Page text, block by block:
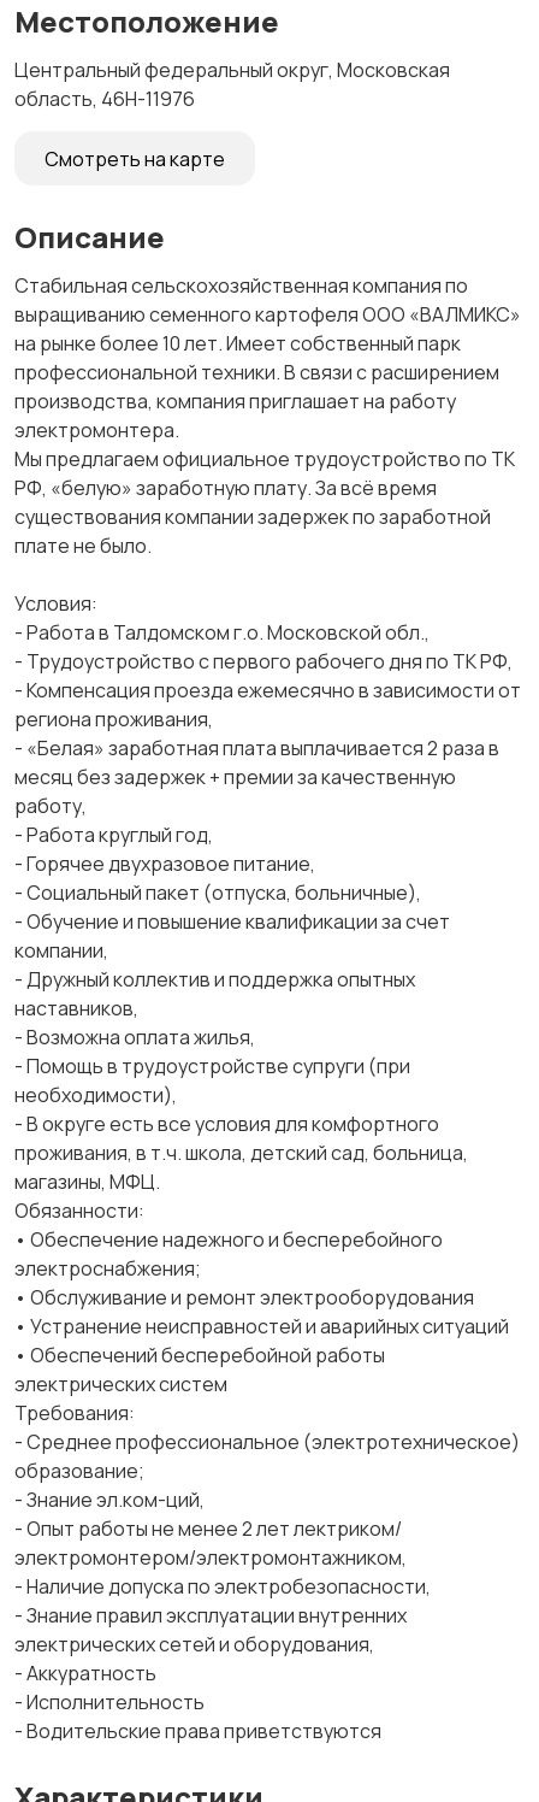
Местоположение
Центральный федеральный округ, Московская
область, 46Н-11976
Смотреть на карте
Описание
Стабильная сельскохозяйственная компания по
выращиванию семенного картофеля ООО «ВАЛМИКС»
на рынке более 10 лет. Имеет собственный парк
профессиональной техники. В связи с расширением
производства, компания приглашает на работу
электромонтера.
Мы предлагаем официальное трудоустройство по ТК
РФ, «белую» заработную плату. За всё время
существования компании задержек по заработной
плате не было.
Условия:
- Работа в Талдомском г.о. Московской обл.,
- Трудоустройство с первого рабочего дня по ТК РФ,
- Компенсация проезда ежемесячно в зависимости от
региона проживания,
- «Белая» заработная плата выплачивается 2 раза в
месяц без задержек + премии за качественную
работу,
- Работа круглый год,
- Горячее двухразовое питание,
- Социальный пакет (отпуска, больничные),
- Обучение и повышение квалификации за счет
компании,
- Дружный коллектив и поддержка опытных
наставников,
- Возможна оплата жилья,
- Помощь в трудоустройстве супруги (при
необходимости),
- В округе есть все условия для комфортного
проживания, в т.ч. школа, детский сад, больница,
магазины, МФЦ.
Обязанности:
• Обеспечение надежного и бесперебойного
электроснабжения;
• Обслуживание и ремонт электрооборудования
• Устранение неисправностей и аварийных ситуаций
• Обеспечений бесперебойной работы
электрических систем
Требования:
- Среднее профессиональное (электротехническое)
образование;
- Знание эл.ком-ций,
- Опыт работы не менее 2 лет лектриком/
электромонтером/электромонтажником,
- Наличие допуска по электробезопасности,
- Знание правил эксплуатации внутренних
электрических сетей и оборудования,
- Аккуратность
- Исполнительность
- Водительские права приветствуются